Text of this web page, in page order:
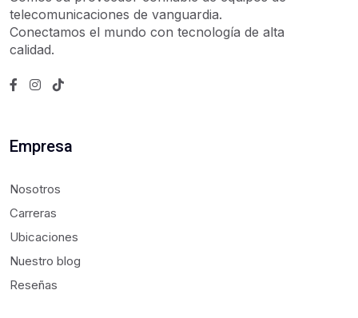
telecomunicaciones de vanguardia.
Conectamos el mundo con tecnología de alta
calidad.
Empresa
Nosotros
Carreras
Ubicaciones
Nuestro blog
Reseñas